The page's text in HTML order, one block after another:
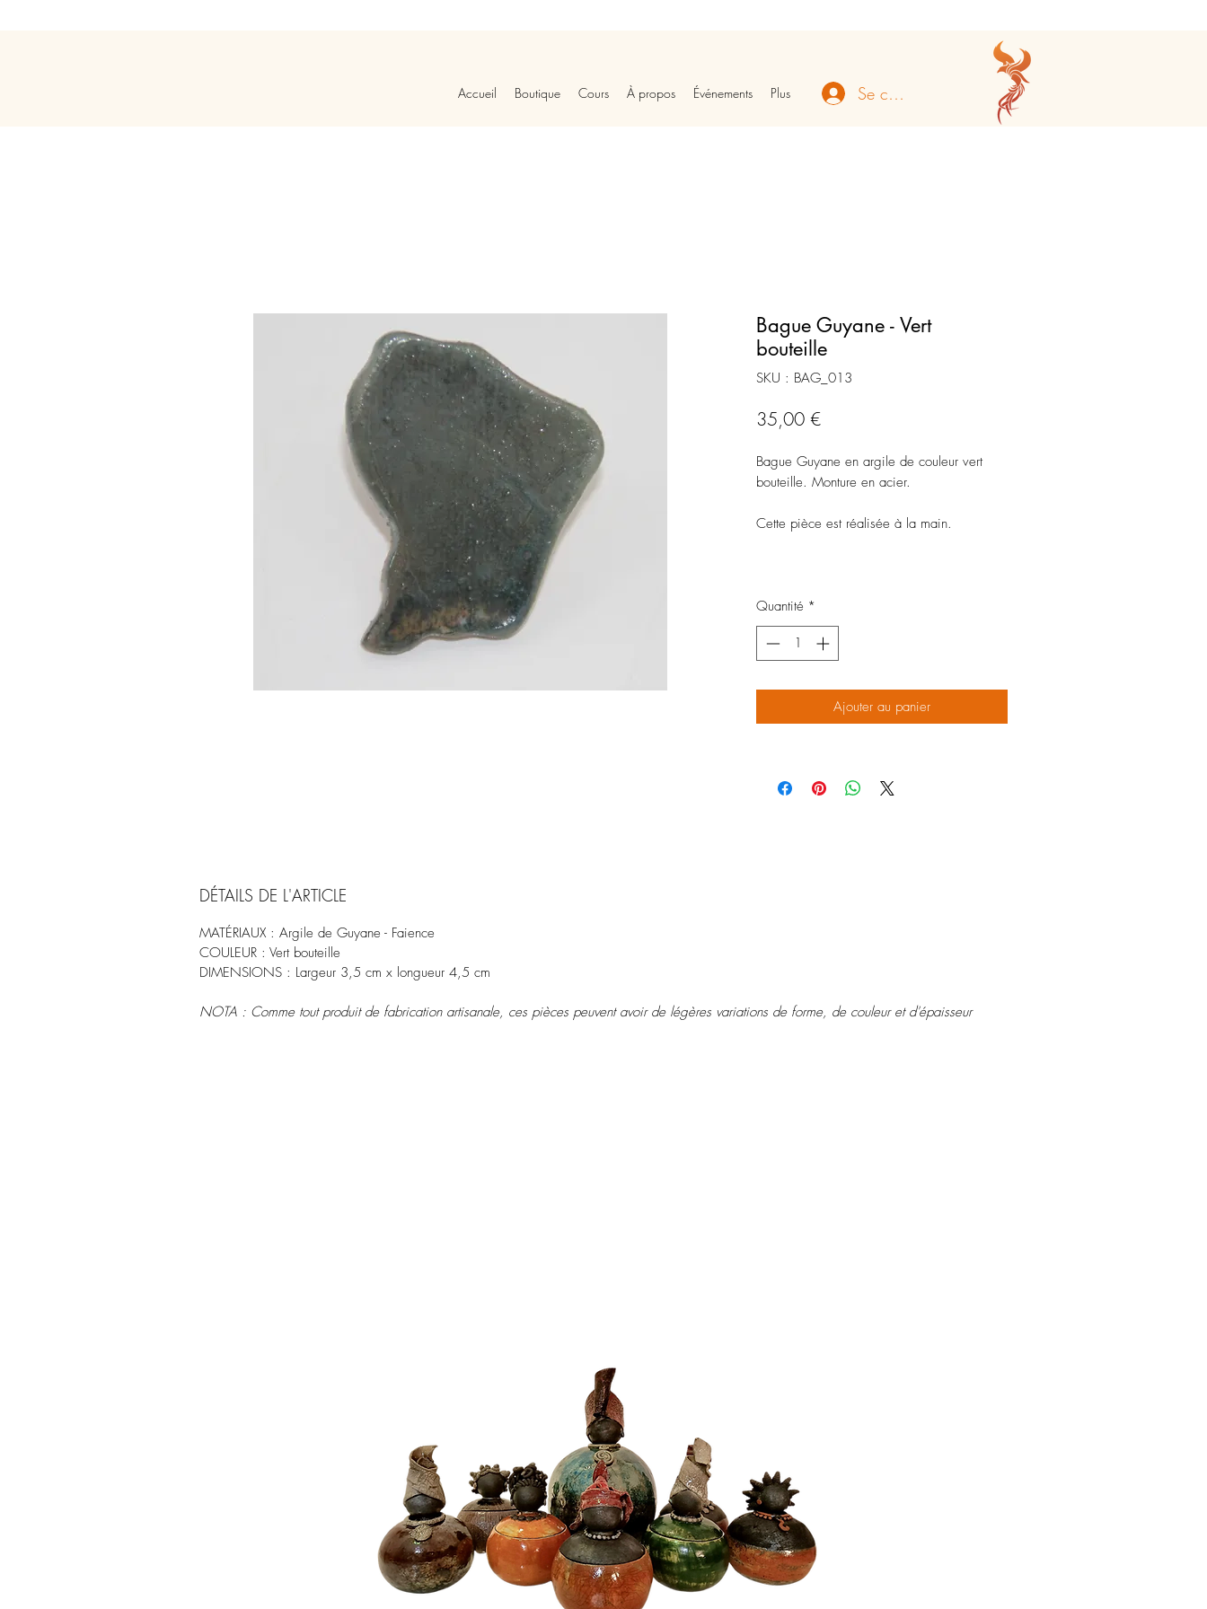
Accueil Boutique Cours À propos Événements Plus Se connecter
Bague Guyane - Vert
bouteille
SKU : BAG_013
35,00 €Prix
Bague Guyane en argile de couleur vert
bouteille. Monture en acier.
Cette pièce est réalisée à la main.
Quantité *
Ajouter au panier
DÉTAILS DE L'ARTICLE
MATÉRIAUX : Argile de Guyane - Faience
COULEUR : Vert bouteille
DIMENSIONS : Largeur 3,5 cm x longueur 4,5 cm
NOTA : Comme tout produit de fabrication artisanale, ces pièces peuvent avoir de légères variations de forme, de couleur et d'épaisseur